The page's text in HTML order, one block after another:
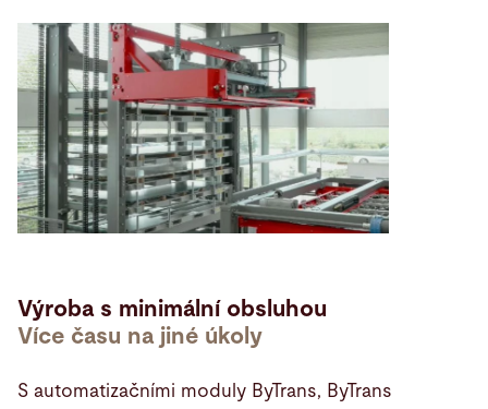
Výroba s minimální obsluhou
Více času na jiné úkoly
S automatizačními moduly ByTrans, ByTrans